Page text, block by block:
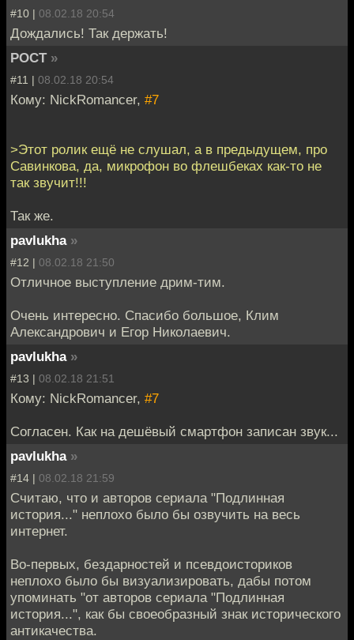
#10 | 08.02.18 20:54
Дождались! Так держать!
POCT »
#11 | 08.02.18 20:54
Кому: NickRomancer, #7
>Этот ролик ещё не слушал, а в предыдущем, про
Савинкова, да, микрофон во флешбеках как-то не
так звучит!!!
Так же.
pavlukha »
#12 | 08.02.18 21:50
Отличное выступление дрим-тим.
Очень интересно. Спасибо большое, Клим
Александрович и Егор Николаевич.
pavlukha »
#13 | 08.02.18 21:51
Кому: NickRomancer, #7
Согласен. Как на дешёвый смартфон записан звук...
pavlukha »
#14 | 08.02.18 21:59
Считаю, что и авторов сериала "Подлинная
история..." неплохо было бы озвучить на весь
интернет.
Во-первых, бездарностей и псевдоисториков
неплохо было бы визуализировать, дабы потом
упоминать "от авторов сериала "Подлинная
история...", как бы своеобразный знак исторического
антикачества.